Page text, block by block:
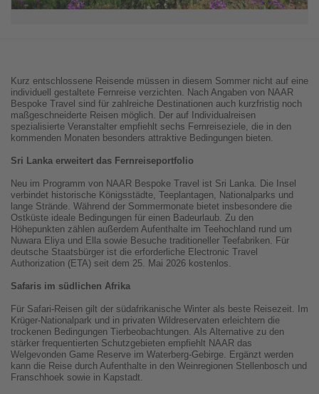
Kurz entschlossene Reisende müssen in diesem Sommer nicht auf eine
individuell gestaltete Fernreise verzichten. Nach Angaben von NAAR
Bespoke Travel sind für zahlreiche Destinationen auch kurzfristig noch
maßgeschneiderte Reisen möglich. Der auf Individualreisen
spezialisierte Veranstalter empfiehlt sechs Fernreiseziele, die in den
kommenden Monaten besonders attraktive Bedingungen bieten.
Sri Lanka erweitert das Fernreiseportfolio
Neu im Programm von NAAR Bespoke Travel ist Sri Lanka. Die Insel
verbindet historische Königsstädte, Teeplantagen, Nationalparks und
lange Strände. Während der Sommermonate bietet insbesondere die
Ostküste ideale Bedingungen für einen Badeurlaub. Zu den
Höhepunkten zählen außerdem Aufenthalte im Teehochland rund um
Nuwara Eliya und Ella sowie Besuche traditioneller Teefabriken. Für
deutsche Staatsbürger ist die erforderliche Electronic Travel
Authorization (ETA) seit dem 25. Mai 2026 kostenlos.
Safaris im südlichen Afrika
Für Safari-Reisen gilt der südafrikanische Winter als beste Reisezeit. Im
Krüger-Nationalpark und in privaten Wildreservaten erleichtern die
trockenen Bedingungen Tierbeobachtungen. Als Alternative zu den
stärker frequentierten Schutzgebieten empfiehlt NAAR das
Welgevonden Game Reserve im Waterberg-Gebirge. Ergänzt werden
kann die Reise durch Aufenthalte in den Weinregionen Stellenbosch und
Franschhoek sowie in Kapstadt.